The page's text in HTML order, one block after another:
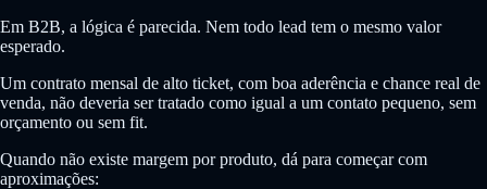
Em B2B, a lógica é parecida. Nem todo lead tem o mesmo valor
esperado.
Um contrato mensal de alto ticket, com boa aderência e chance real de
venda, não deveria ser tratado como igual a um contato pequeno, sem
orçamento ou sem fit.
Quando não existe margem por produto, dá para começar com
aproximações: